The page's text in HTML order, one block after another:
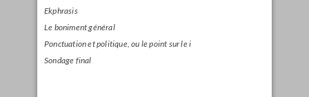
Ekphrasis
Le boniment général
Ponctuation et politique, ou le point sur le i
Sondage final